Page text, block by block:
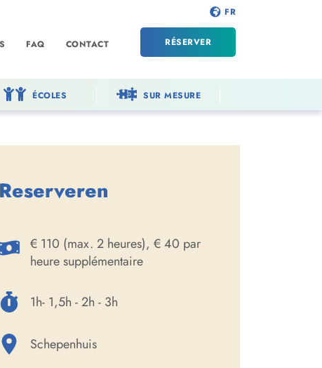
FAQ CONTACT RÉSERVER
ÉCOLES SUR MESURE
FR
Reserveren
€ 110 (max. 2 heures), € 40 par
heure supplémentaire
1h- 1,5h - 2h - 3h
Schepenhuis